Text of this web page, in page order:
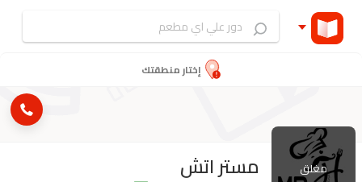
إختار منطقتك
مغلق مستر اتش